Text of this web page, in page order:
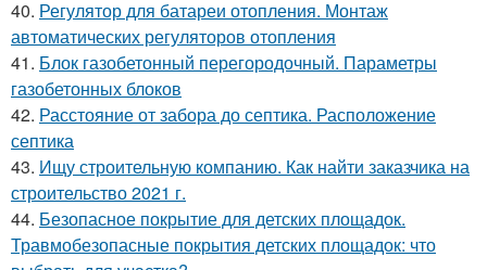
40. Регулятор для батареи отопления. Монтаж
автоматических регуляторов отопления
41. Блок газобетонный перегородочный. Параметры
газобетонных блоков
42. Расстояние от забора до септика. Расположение
септика
43. Ищу строительную компанию. Как найти заказчика на
строительство 2021 г.
44. Безопасное покрытие для детских площадок.
Травмобезопасные покрытия детских площадок: что